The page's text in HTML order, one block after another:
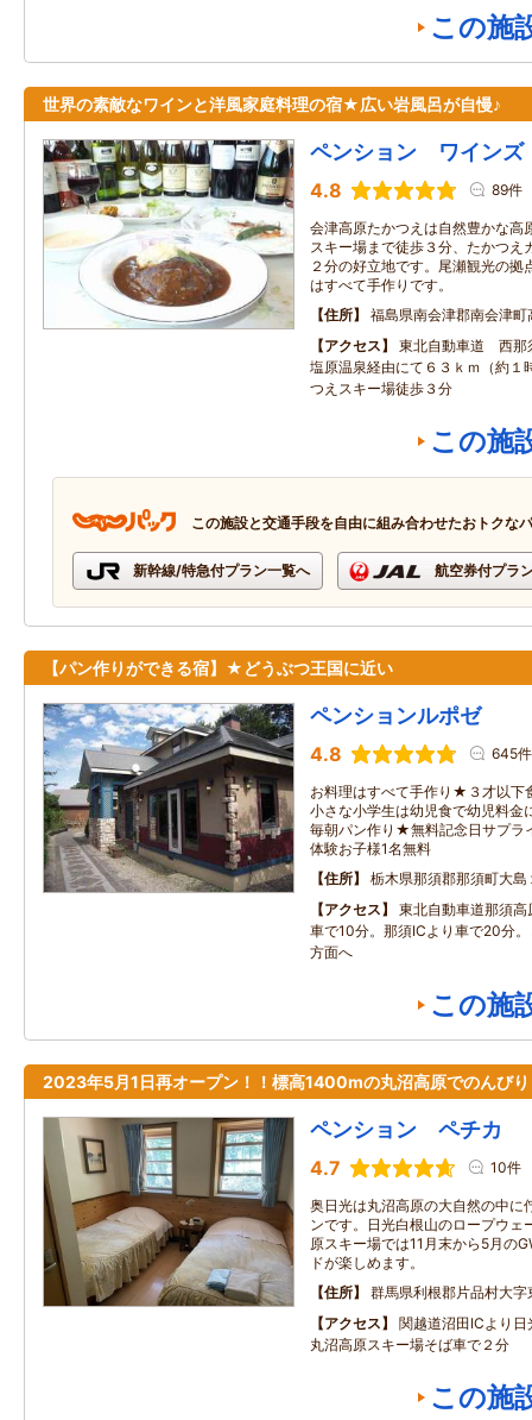
この施
世界の素敵なワインと洋風家庭料理の宿★広い岩風呂が自慢♪
ペンション ワインズ
4.8 89件
会津高原たかつえは自然豊かな高
スキー場まで徒歩３分、たかつえ
２分の好立地です。尾瀬観光の拠
はすべて手作りです。
住所
福島県南会津郡南会津町
アクセス
東北自動車道 西那
塩原温泉経由にて６３ｋｍ（約１
つえスキー場徒歩３分
この施
この施設と交通手段を自由に組み合わせたおトクな
新幹線/特急付プラン一覧へ 航空券付プラ
【パン作りができる宿】★どうぶつ王国に近い
ペンションルポゼ
4.8 645件
お料理はすべて手作り★３才以
小さな小学生は幼児食で幼児料
毎朝パン作り★無料記念日サプ
体験お子様1名無料
住所
栃木県那須郡那須町大島
アクセス
東北自動車道那須
車で10分。那須ICより車で20分
方面へ
この施
2023年5月1日再オープン！！標高1400mの丸沼高原でのんび
ペンション ペチカ
4.7 10件
奥日光は丸沼高原の大自然の中に
ンです。日光白根山のロープウェ
原スキー場では11月末から5月の
ドが楽しめます。
住所
群馬県利根郡片品村大
アクセス
関越道沼田ICより
丸沼高原スキー場そば車で２分
この施